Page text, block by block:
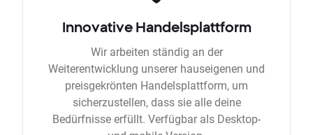
Innovative Handelsplattform
Wir arbeiten ständig an der
Weiterentwicklung unserer hauseigenen und
preisgekrönten Handelsplattform, um
sicherzustellen, dass sie alle deine
Bedürfnisse erfüllt. Verfügbar als Desktop-